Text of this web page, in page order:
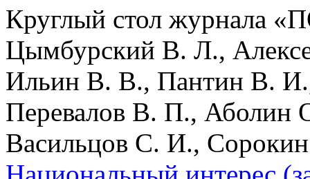
Круглый стол журнала
Цымбурский В. Л.,
Ильин В. В., Пантин В.
Перевалов В. П.,
Васильцов С. И.,